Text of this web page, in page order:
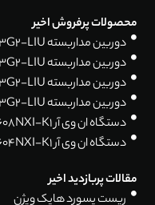
محصولات پرفروش اخیر
دوربین مداربسته DS-2CD1023G2-LIU
دوربین مداربسته DS-2CD1043G2-LIU
دوربین مداربسته DS-2CD1123G2-LIU
دوربین مداربسته DS-2CD1143G2-LIU
دستگاه ان وی آر DS-7608NXI-K1
دستگاه ان وی آر DS-7604NXI-K1
مقالات پربازدید اخیر
ریست پسورد هایک ویژن